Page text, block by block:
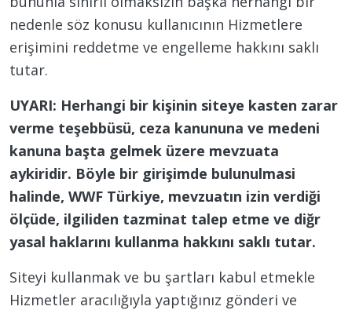
nedenle söz konusu kullanıcının Hizmetlere
erişimini reddetme ve engelleme hakkını saklı
tutar.
UYARI: Herhangi bir kişinin siteye kasten zarar
verme teşebbüsü, ceza kanununa ve medeni
kanuna başta gelmek üzere mevzuata
aykiridir. Böyle bir girişimde bulunulmasi
halinde, WWF Türkiye, mevzuatın izin verdiği
ölçüde, ilgiliden tazminat talep etme ve diğr
yasal haklarını kullanma hakkını saklı tutar.
Siteyi kullanmak ve bu şartları kabul etmekle
Hizmetler aracılığıyla yaptığınız gönderi ve